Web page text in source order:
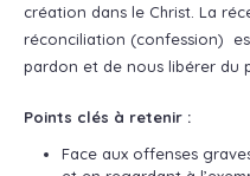
création dans le Christ. La
réconciliation (confession)
pardon et de nous libérer du
Points clés à retenir :
Face aux offenses